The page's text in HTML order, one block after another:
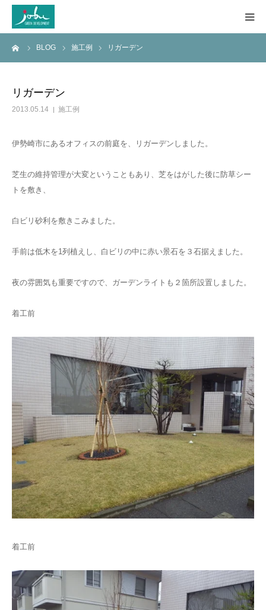
BLOG 施工例 リガーデン
リガーデン
2013.05.14 施工例
伊勢崎市にあるオフィスの前庭を、リガーデンしました。
芝生の維持管理が大変ということもあり、芝をはがした後に防草シー
トを敷き、
白ビリ砂利を敷きこみました。
手前は低木を1列植えし、白ビリの中に赤い景石を３石据えました。
夜の雰囲気も重要ですので、ガーデンライトも２箇所設置しました。
着工前
着工前
HOME
Q&A
BLOG
CONTACT US